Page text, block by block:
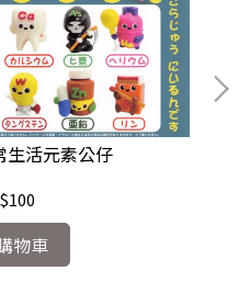
生活元素公仔
物車